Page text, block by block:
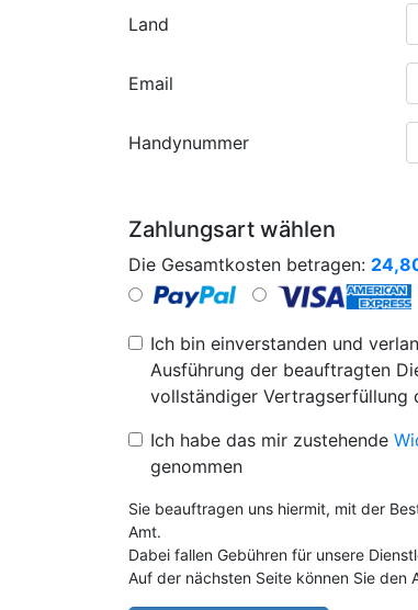
Land
Email
Handynummer
Zahlungsart wählen
Die Gesamtkosten betragen:
Ich bin einverstanden und
Ausführung der beauftragten
vollständiger Vertragserfüllung
Ich habe das mir zustehende
genommen
Sie beauftragen uns hiermit, mit der
Amt.
Dabei fallen Gebühren für unsere
Auf der nächsten Seite können Sie den